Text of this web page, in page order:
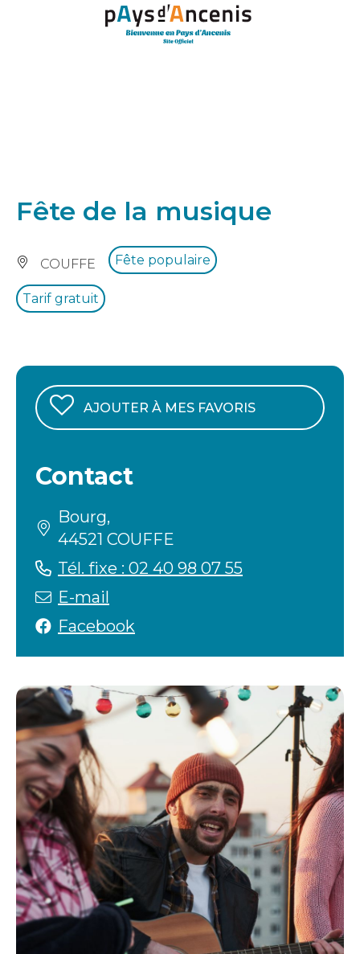
Panneau de gestion des cookies
Fête de la musique
COUFFE Fête populaire
Tarif gratuit
AJOUTER À MES FAVORIS
Contact
Bourg,
44521 COUFFE
Tél. fixe : 02 40 98 07 55
E-mail
Facebook